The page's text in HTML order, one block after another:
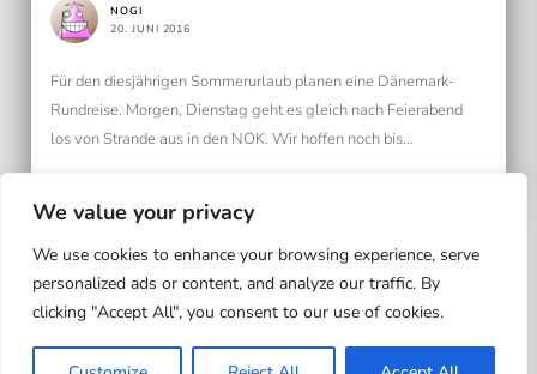
We value your privacy
We use cookies to enhance your browsing experience, serve
personalized ads or content, and analyze our traffic. By
clicking "Accept All", you consent to our use of cookies.
NOGI
20. JUNI 2016
Für den diesjährigen Sommerurlaub planen eine Dänemark-
Rundreise. Morgen, Dienstag geht es gleich nach Feierabend
los von Strande aus in den NOK. Wir hoffen noch bis...
Up